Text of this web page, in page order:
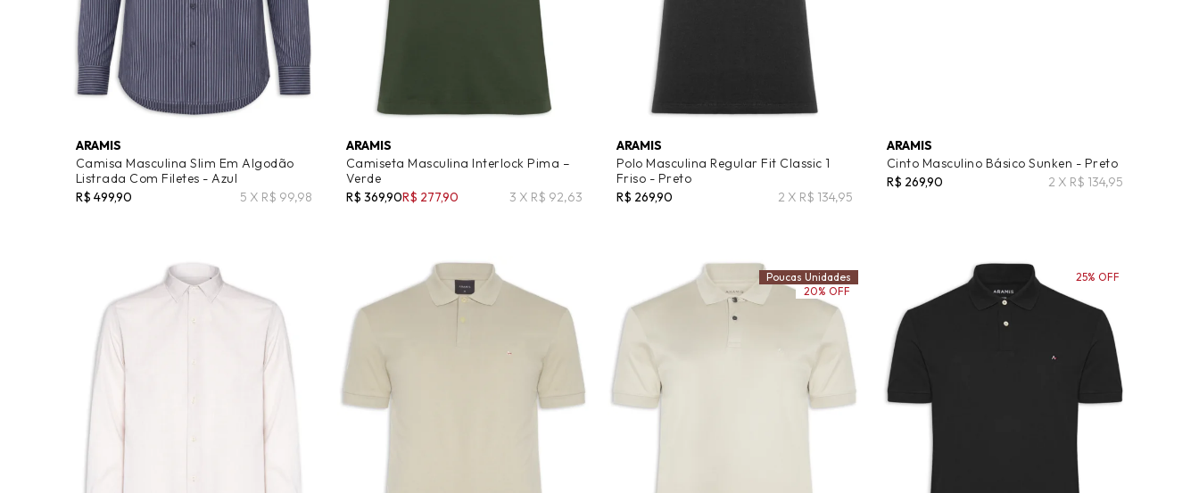
ARAMIS
Camisa Masculina Slim Em Algodão
Listrada Com Filetes - Azul
R$ 499,90
5 X R$ 99,98
ARAMIS
Camiseta Masculina Interlock Pima –
Verde
R$ 369,90R$ 277,90 3 X R$ 92,63
ARAMIS
Polo Masculina Regular Fit Classic 1
Friso - Preto
R$ 269,90
2 X R$ 134,95
ARAMIS
Cinto Masculino Básico Sunken - Preto
R$ 269,90
2 X R$ 134,95
Poucas Unidades
20% OFF
25% OFF